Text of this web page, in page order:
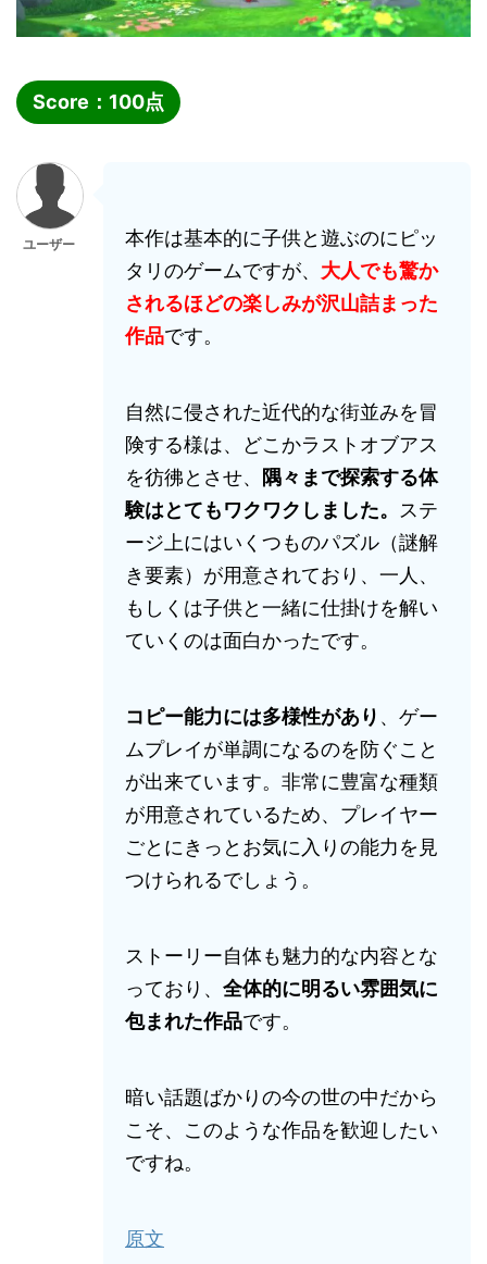
Score： 100点
ユーザー
本作は基本的に子供と遊ぶのにピッ
タリのゲームですが、 大人でも驚か
されるほどの楽しみが沢山詰まった
作品です。
自然に侵された近代的な街並みを冒
険する様は、どこかラストオブアス
を彷彿とさせ、 隅々まで探索する体
験はとてもワクワクしました。
ステ
ージ上にはいくつものパズル（謎解
き要素）が用意されており、一人、
もしくは子供と一緒に仕掛けを解い
ていくのは面白かったです。
コピー能力には多様性があり 、ゲー
ムプレイが単調になるのを防ぐこと
が出来ています。非常に豊富な種類
が用意されているため、プレイヤー
ごとにきっとお気に入りの能力を見
つけられるでしょう。
ストーリー自体も魅力的な内容とな
っており、 全体的に明るい雰囲気に
包まれた作品です。
暗い話題ばかりの今の世の中だから
こそ、このような作品を歓迎したい
ですね。
原文